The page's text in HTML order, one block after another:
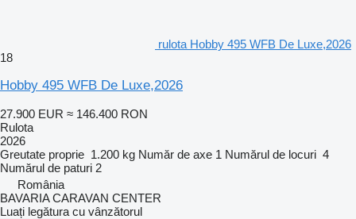
rulota Hobby 495 WFB De Luxe,2026
18
Hobby 495 WFB De Luxe,2026
27.900 EUR ≈ 146.400 RON
Rulota
2026
Greutate proprie 1.200 kg Număr de axe 1 Numărul de locuri 4
Numărul de paturi 2
România
BAVARIA CARAVAN CENTER
Luați legătura cu vânzătorul